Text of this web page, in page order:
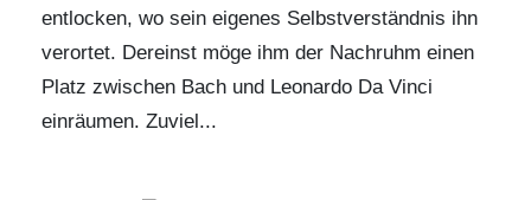
entlocken, wo sein eigenes Selbstverständnis ihn
verortet. Dereinst möge ihm der Nachruhm einen
Platz zwischen Bach und Leonardo Da Vinci
einräumen. Zuviel...